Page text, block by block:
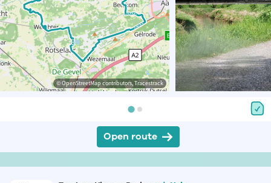
© OpenStreetMap contributors, Tracestrack
Open route